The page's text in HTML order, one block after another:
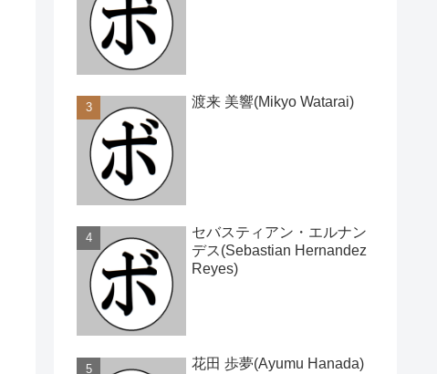
渡来 美響(Mikyo Watarai)
セバスティアン・エルナン
デス(Sebastian Hernandez
Reyes)
花田 歩夢(Ayumu Hanada)